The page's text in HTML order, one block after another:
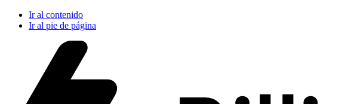
Ir al contenido
Ir al pie de página